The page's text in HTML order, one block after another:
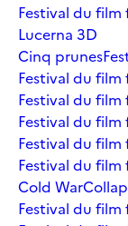
Festival du film
Lucerna 3D
Cinq prunes
Festival du film
Festival du film
Festival du film
Festival du film
Festival du
Cold War
Festival du film